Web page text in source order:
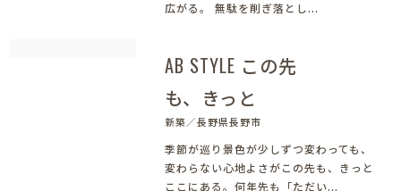
広がる。 無駄を削ぎ落とし...
AB STYLE この先
も、きっと
新築／長野県長野市
季節が巡り景色が少しずつ変わっても、
変わらない心地よさがこの先も、きっと
ここにある。何年先も「ただい...